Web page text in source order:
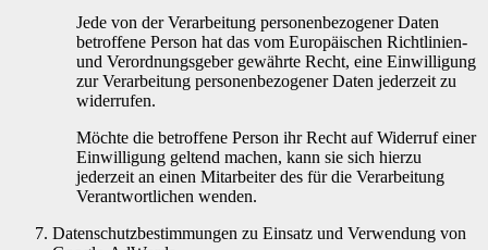
Jede von der Verarbeitung personenbezogener Daten
betroffene Person hat das vom Europäischen Richtlinien-
und Verordnungsgeber gewährte Recht, eine Einwilligung
zur Verarbeitung personenbezogener Daten jederzeit zu
widerrufen.
Möchte die betroffene Person ihr Recht auf Widerruf einer
Einwilligung geltend machen, kann sie sich hierzu
jederzeit an einen Mitarbeiter des für die Verarbeitung
Verantwortlichen wenden.
Datenschutzbestimmungen zu Einsatz und Verwendung von